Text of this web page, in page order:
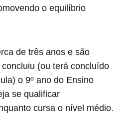
o equilíbrio
de três anos e são
(ou terá concluído
o 9º ano do Ensino
se qualificar
cursa o nível médio.